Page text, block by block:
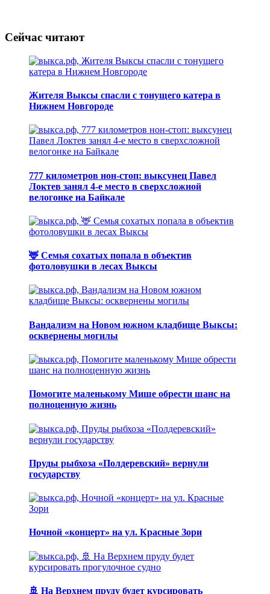
Сейчас читают
Жителя Выксы спасли с тонущего катера в
Нижнем Новгороде
777 километров нон-стоп: выксунец Павел
Локтев занял 4-е место в сверхсложной
велогонке на Байкале
🦌 Семья сохатых попала в объектив
фотоловушки в лесах Выксы
Вандализм на Новом южном кладбище Выксы:
осквернены могилы
Помогите маленькому Мише обрести шанс на
полноценную жизнь
Пруды рыбхоза «Полдеревский» вернули
государству
Ночной «концерт» на ул. Красные Зори
🚢 На Верхнем пруду будет курсировать